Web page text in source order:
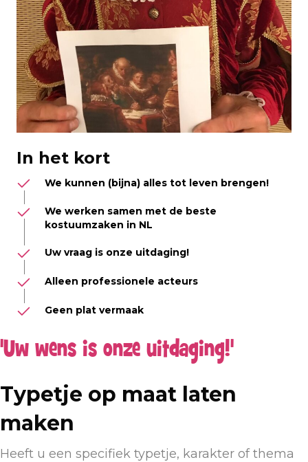
In het kort
We kunnen (bijna) alles tot leven brengen!
We werken samen met de beste
kostuumzaken in NL
Uw vraag is onze uitdaging!
Alleen professionele acteurs
Geen plat vermaak
'Uw wens is onze uitdaging!'
Typetje op maat laten
maken
Heeft u een specifiek typetje, karakter of thema